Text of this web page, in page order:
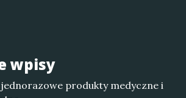
wpisy
jednorazowe produkty medyczne i